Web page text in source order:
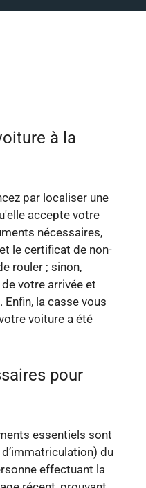
à la
par localiser une
accepte votre
nécessaires,
le certificat de non-
rouler ; sinon,
votre arrivée et
la casse vous
voiture a été
pour
essentiels sont
du
effectuant la